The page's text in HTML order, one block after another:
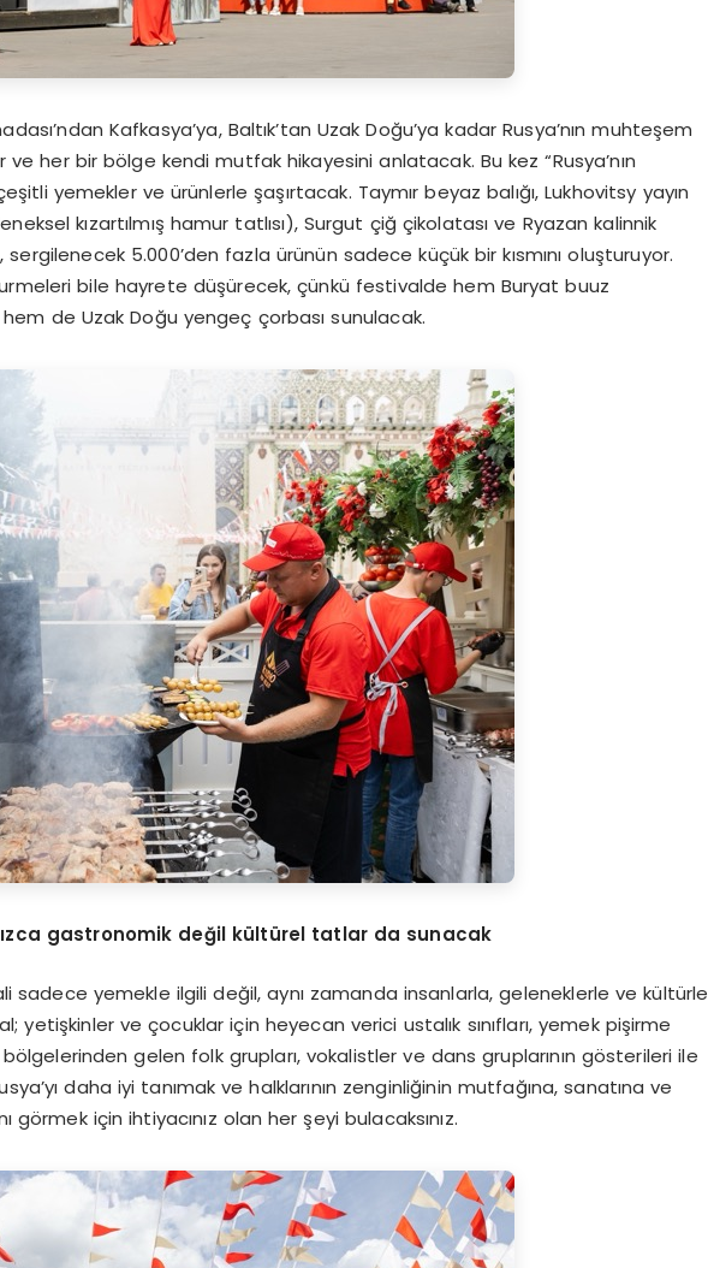
Kafkasya’ya, Baltık’tan Uzak Doğu’ya kadar Rusya’nın muhteşem
her bir bölge kendi mutfak hikayesini anlatacak. Bu kez “Rusya’nın
yemekler ve ürünlerle şaşırtacak. Taymır beyaz balığı, Lukhovitsy yayın
kızartılmış hamur tatlısı), Surgut çiğ çikolatası ve Ryazan kalinnik
5.000’den fazla ürünün sadece küçük bir kısmını oluşturuyor.
bile hayrete düşürecek, çünkü festivalde hem Buryat buuz
de Uzak Doğu yengeç çorbası sunulacak.
gastronomik değil kültürel tatlar da sunacak
sadece yemekle ilgili değil, aynı zamanda insanlarla, geleneklerle ve kültürle
yetişkinler ve çocuklar için heyecan verici ustalık sınıfları, yemek pişirme
bölgelerinden gelen folk grupları, vokalistler ve dans gruplarının gösterileri ile
daha iyi tanımak ve halklarının zenginliğinin mutfağına, sanatına ve
görmek için ihtiyacınız olan her şeyi bulacaksınız.